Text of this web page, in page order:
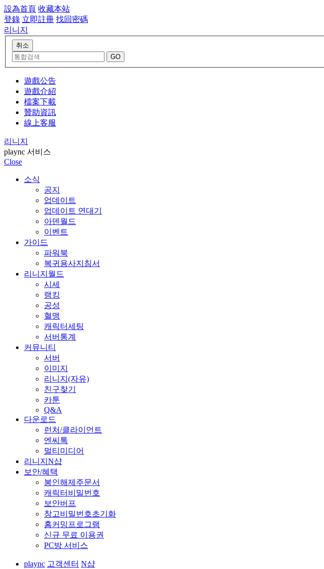
設為首頁 收藏本站
登錄 立即註冊 找回密碼
리니지
遊戲公告
遊戲介紹
檔案下載
贊助資訊
線上客服
리니지
plaync 서비스
Close
소식
공지
업데이트
업데이트 연대기
아덴월드
이벤트
가이드
파워북
복귀용사지침서
리니지월드
시세
랭킹
공성
혈맹
캐릭터세팅
서버통계
커뮤니티
서버
이미지
리니지(자유)
친구찾기
카툰
Q&A
다운로드
런처/클라이언트
엔씨톡
멀티미디어
리니지N샵
보안/혜택
봉인해제주문서
캐릭터비밀번호
보안버프
창고비밀번호초기화
홈커밍프로그램
신규 무료 이용권
PC방 서비스
plaync 고객센터 N샵